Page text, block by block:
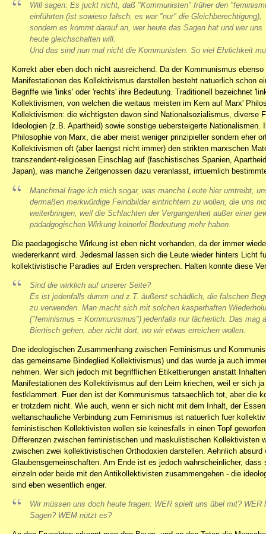
Will sagen: Es juckt nicht, daß "Kommunisten" früher den
einführten (ist sowieso falsch, es war "nur" die Gleichberechtigung),
sondern es kommt darauf an, wer heute das Sagen hat und wer uns
heute gleichschalten will.
Und das sind nun mal nicht die Kommunisten. So viel Ehrlichkeit
Korrekt aber eben doch nicht ausreichend. Da der Kommunismus
Manifestationen des Kollektivismus darstellen besteht natuerlich schon
Begriffe wie 'links' oder 'rechts' ihre Bedeutung. Traditionell bezeichnet
Kollektivismen, von welchen die weitaus meisten im Kern auf Marx'
Kollektivismen: die wichtigsten davon sind Nationalsozialismus, diverse
Ideologien (z.B. Apartheid) sowie sonstige uebersteigerte
Philosophie von Marx, die aber meist weniger prinzipieller sondern eher
Kollektivismen oft (aber laengst nicht immer) den strikten marxschen
transzendent-religioesen Einschlag auf (faschistisches Spanien,
Japan), was manche Zeitgenossen dazu veranlasst, irrtuemlich
Manchmal frage ich mich sogar, was manche Leute hier umtreibt,
dermaßen merkwürdige Feindbilder eintrichtern zu wollen, die uns
weiterbringen, weil die Schlachten der Vergangenheit außer einer
pädadgogischen Wirkung keinerlei Bedeutung mehr haben.
Die paedagogische Wirkung ist eben nicht vorhanden, da der immer
wiedererkannt wird. Jedesmal lassen sich die Leute wieder hinters Licht
kollektivistische Paradies auf Erden versprechen. Halten konnte diese
Sind die wirklich auf unserer Seite?
Es ist jedenfalls dumm und z.T. äußerst schädlich, die falschen
zu verwenden. Man macht sich mit solchen kasperhaften
("feminismus = Kommunismus") jedenfalls nur lächerlich. Das mag
Biertisch gehen, aber nicht dort, wo wir etwas erreichen wollen.
Dne ideologischen Zusammenhang zwischen Feminismus und
das gemeinsame Bindeglied Kollektivismus) und das wurde ja auch
nehmen. Wer sich jedoch mit begrifflichen Etikettierungen anstatt
Manifestationen des Kollektivismus auf den Leim kriechen, weil er sich
festklammert. Fuer den ist der Kommunismus tatsaechlich tot, aber die
er trotzdem nicht. Wie auch, wenn er sich nicht mit dem Inhalt, der
weltanschauliche Verbindung zum Feminismus ist natuerlich fuer
feministischen Kollektivisten wollen sie keinesfalls in einen Topf
Differenzen zwischen feministischen und maskulistischen Kollektivisten
zwischen zwei kollektivistischen Orthodoxien darstellen. Aehnlich
Glaubensgemeinschaften. Am Ende ist es jedoch wahrscheinlicher,
einzeln oder beide mit den Antikollektivisten zusammengehen - die
sind eben wesentlich enger.
Wir müssen uns doch heute fragen: WER spielt uns übel mit? WER
Sagen? WEM nützt es?